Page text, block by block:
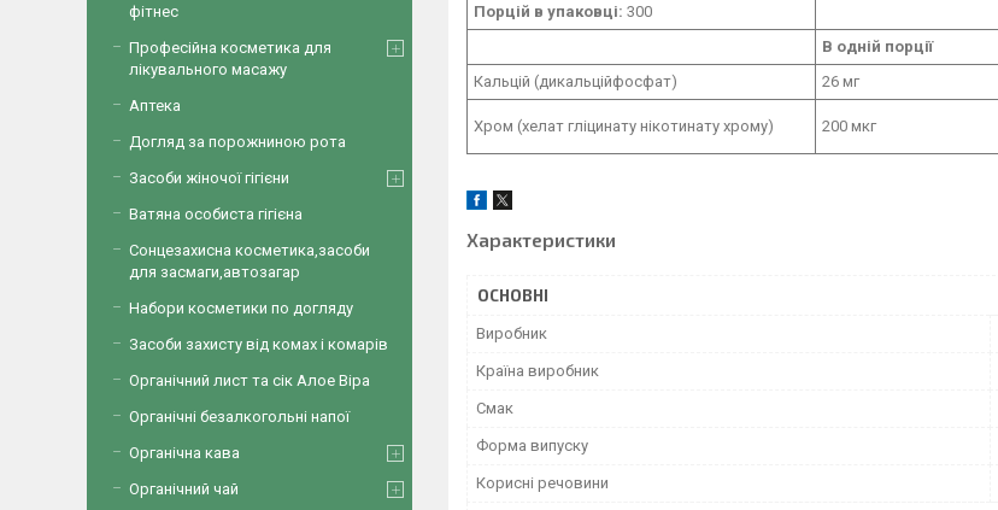
Порцій в упаковці: 300
В одній порції
Кальцій (дикальційфосфат)
26 мг
Хром (хелат гліцинату нікотинату хрому) 200 мкг
Характеристики
ОСНОВНІ
Виробник
Країна виробник
Смак
Форма випуску
Корисні речовини
фітнес
Професійна косметика для
лікувального масажу
Аптека
Догляд за порожниною рота
Засоби жіночої гігієни
Ватяна особиста гігієна
Сонцезахисна косметика,засоби
для засмаги,автозагар
Набори косметики по догляду
Засоби захисту від комах і комарів
Органічний лист та сік Алое Віра
Органічні безалкогольні напої
Органічна кава
Органічний чай